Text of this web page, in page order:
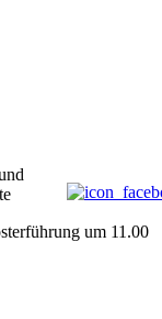
um 11.00